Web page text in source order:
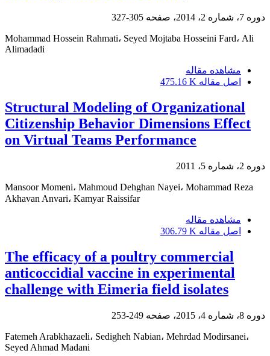
دوره 7، شماره 2، 2014، صفحه 305-327
Mohammad Hossein Rahmati، Seyed Mojtaba Hosseini Fard، Ali
Alimadadi
مشاهده مقاله
اصل مقاله 475.16 K
Structural Modeling of Organizational
Citizenship Behavior Dimensions Effect
on Virtual Teams Performance
دوره 2، شماره 5، 2011
Mansoor Momeni، Mahmoud Dehghan Nayei، Mohammad Reza
Akhavan Anvari، Kamyar Raissifar
مشاهده مقاله
اصل مقاله 306.79 K
The efficacy of a poultry commercial
anticoccidial vaccine in experimental
challenge with Eimeria field isolates
دوره 8، شماره 4، 2015، صفحه 249-253
Fatemeh Arabkhazaeli، Sedigheh Nabian، Mehrdad Modirsanei،
Seyed Ahmad Madani